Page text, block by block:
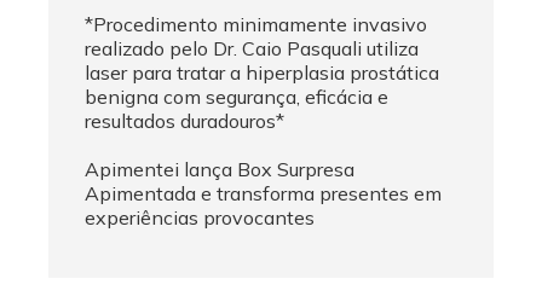
*Procedimento minimamente invasivo
realizado pelo Dr. Caio Pasquali utiliza
laser para tratar a hiperplasia prostática
benigna com segurança, eficácia e
resultados duradouros*
Apimentei lança Box Surpresa
Apimentada e transforma presentes em
experiências provocantes